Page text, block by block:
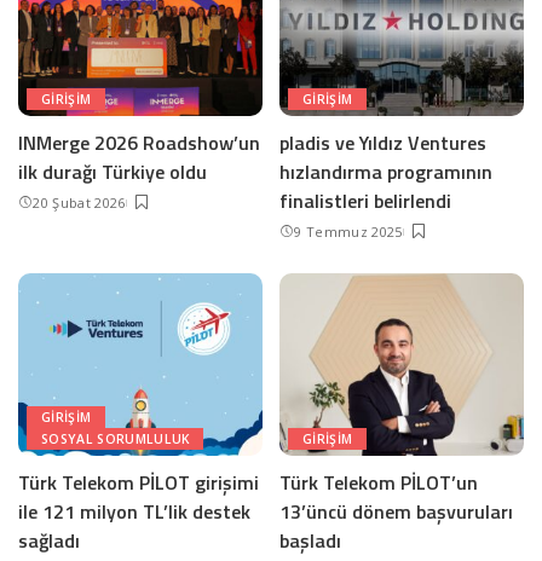
GIRIŞIM
INMerge 2026 Roadshow’un
ilk durağı Türkiye oldu
20 Şubat 2026
GIRIŞIM
pladis ve Yıldız Ventures
hızlandırma programının
finalistleri belirlendi
9 Temmuz 2025
GIRIŞIM
SOSYAL SORUMLULUK
Türk Telekom PİLOT girişimi
ile 121 milyon TL’lik destek
sağladı
GIRIŞIM
Türk Telekom PİLOT’un
13’üncü dönem başvuruları
başladı